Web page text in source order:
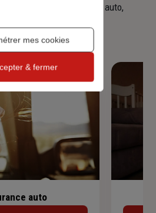
tarifaire d'assurance, auto,
auto
mes cookies
& fermer